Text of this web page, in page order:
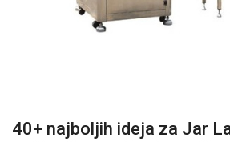
40+ najboljih ideja za Jar